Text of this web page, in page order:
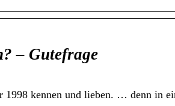
– Gutefrage
kennen und lieben. … denn in